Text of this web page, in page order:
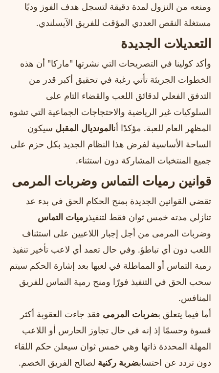
ومنعه من النزول لمدة دقيقة لتسجل هدف الفوز وديًا
مستغلة النقص العددي المؤقت للفريق الآيسلندي.
التعديلات الجديدة
وأكد كولينا في التصريحات التي نشرتها "ماركا" أن هذه
الخطوات الجريئة تأتي رغبة في تحقيق أكبر قدر من
التدفق الفعلي لدقائق اللعب والقضاء التام على
السلوكيات غير الرياضية والاحتجاجات الجماعية التي تشوه
المظهر العام للعبة. مؤكدًا أنالمونديال المقبل سيكون
الساحة الأساسية لفرض هذا النظام الجديد بكل حزم على
جميع المنتخبات المشاركة دون استثناء.
قوانين رميات التماس وضربات المرمى
تقضي القوانين الجديدة بمنح الحكام الحق في بدء عد
تنازلي مدته خمس ثوان فقط لتنفيذرميات التماس
وضربات المرمى من أجل إجبار اللاعبين على استئناف
اللعب دون أي تباطؤ. وفي حال تعمد أي لاعب تأخير تنفيذ
رمية التماس أو المماطلة في لعبها بعد إشارة الحكم سيتم
سحب الحق في التنفيذ فورًا ومنح رمية التماس للفريق
المنافس.
أما فيما يتعلق بضربات المرمى فقد جاءت العقوبة أكثر
قسوة وحسمًا إذ إنه في حال تجاوز الحارس أو اللاعب
المهلة المحددة ذاتها وهي خمس ثوان سيعلن حكم اللقاء
دون تردد عن احتسابضربة ركنية لصالح الفريق الخصم.